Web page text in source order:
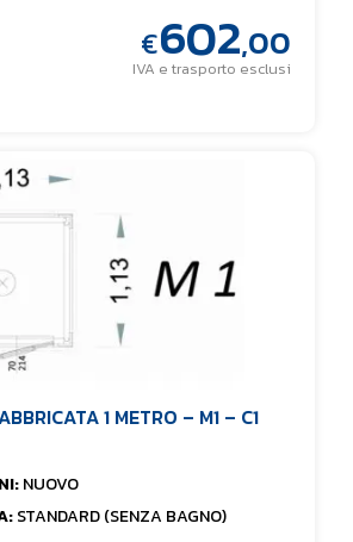
€602,00
IVA e trasporto esclusi
1 METRO – M1 – C1
NUOVO
STANDARD (SENZA BAGNO)